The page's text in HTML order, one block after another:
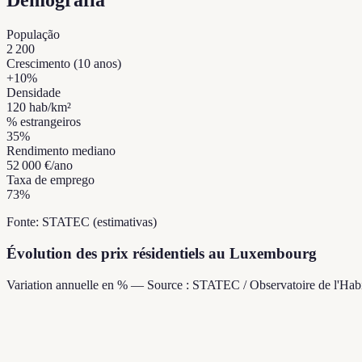
População
2 200
Crescimento (10 anos)
+10%
Densidade
120 hab/km²
% estrangeiros
35%
Rendimento mediano
52 000 €/ano
Taxa de emprego
73%
Fonte: STATEC (estimativas)
Évolution des prix résidentiels au Luxembourg
Variation annuelle en % — Source : STATEC / Observatoire de